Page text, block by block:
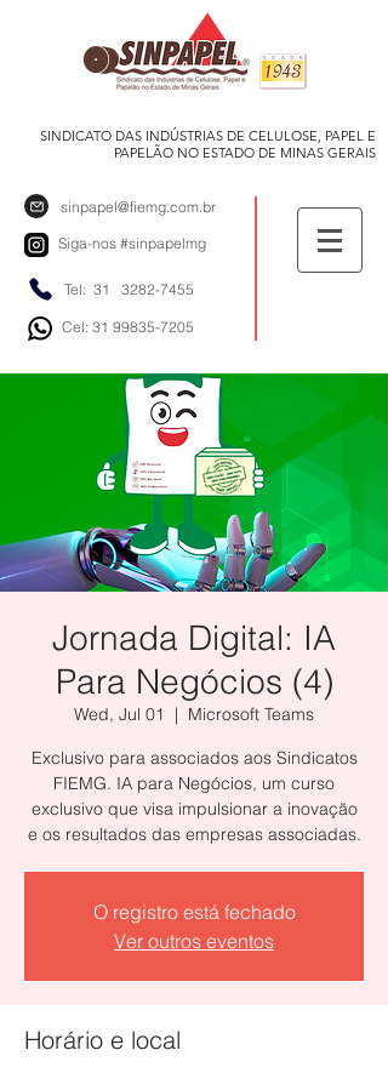
SINDICATO DAS INDÚSTRIAS DE CELULOSE, PAPEL E
PAPELÃO NO ESTADO DE MINAS GERAIS
sinpapel@fiemg.com.br
Siga-nos #sinpapelmg
Tel: 31 3282-7455
Cel: 31 99835-7205
Jornada Digital: IA
Para Negócios (4)
Wed, Jul 01
  |
Microsoft Teams
Exclusivo para associados aos Sindicatos
FIEMG. IA para Negócios, um curso
exclusivo que visa impulsionar a inovação
e os resultados das empresas associadas.
O registro está fechado
Ver outros eventos
Horário e local